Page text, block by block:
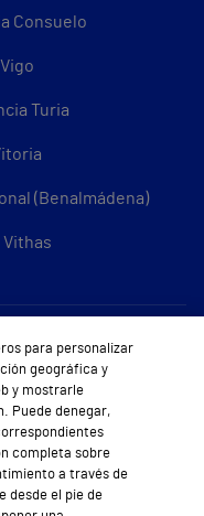
Consuelo
Turia
(Benalmádena)
Cliente
para personalizar
geográfica y
y mostrarle
Puede denegar,
completa sobre
a través de
desde el pie de